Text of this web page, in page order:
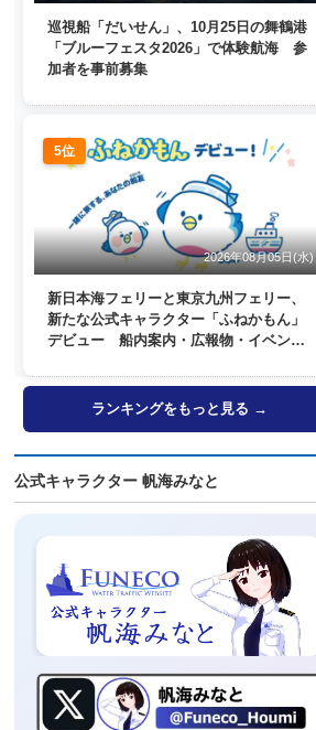
巡視船「だいせん」、10月25日の舞鶴港
「ブルーフェスタ2026」で体験航海 参
加者を事前募集
5位
2026年08月05日(水)
新日本海フェリーと東京九州フェリー、
新たな公式キャラクター「ふねかもん」
デビュー 船内案内・広報物・イベン
ランキングをもっと見る →
公式キャラクター 帆海みなと